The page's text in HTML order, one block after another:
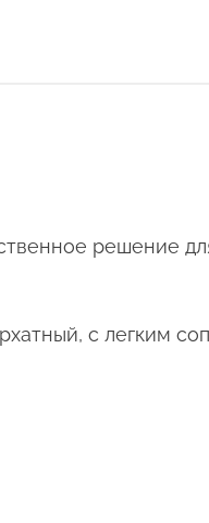
решение
с легким